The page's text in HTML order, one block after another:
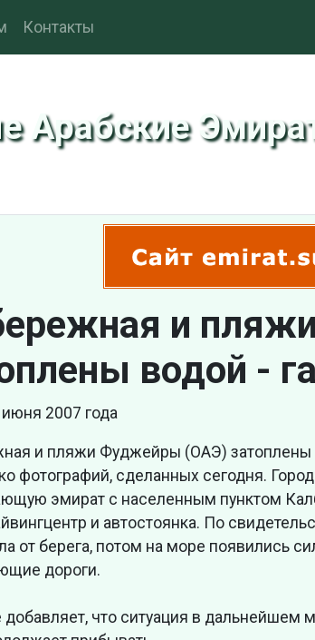
Контакты
Арабские
и
водой -
2007 года
и пляжи Фуджейры (ОАЭ) затоплены
фотографий, сделанных сегодня.
эмират с населенным пунктом
и автостоянка. По
от берега, потом на море появились
дороги.
что ситуация в дальнейшем